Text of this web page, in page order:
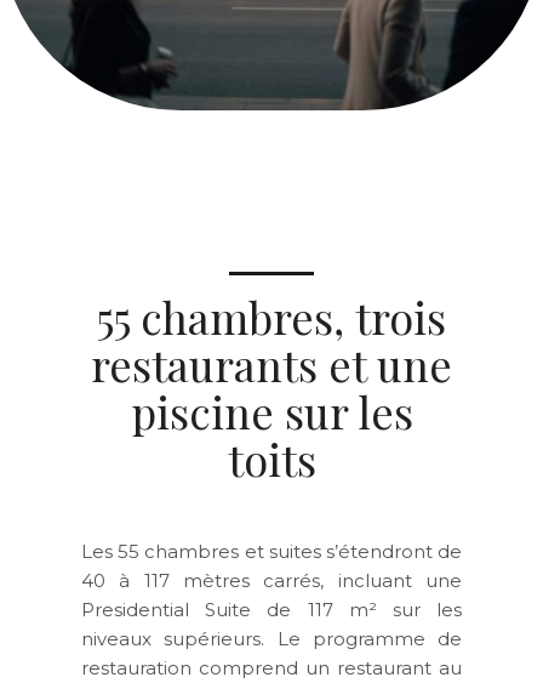
55 chambres, trois
restaurants et une
piscine sur les
toits
Les 55 chambres et suites s’étendront de
40 à 117 mètres carrés, incluant une
Presidential Suite de 117 m² sur les
niveaux supérieurs. Le programme de
restauration comprend un restaurant au